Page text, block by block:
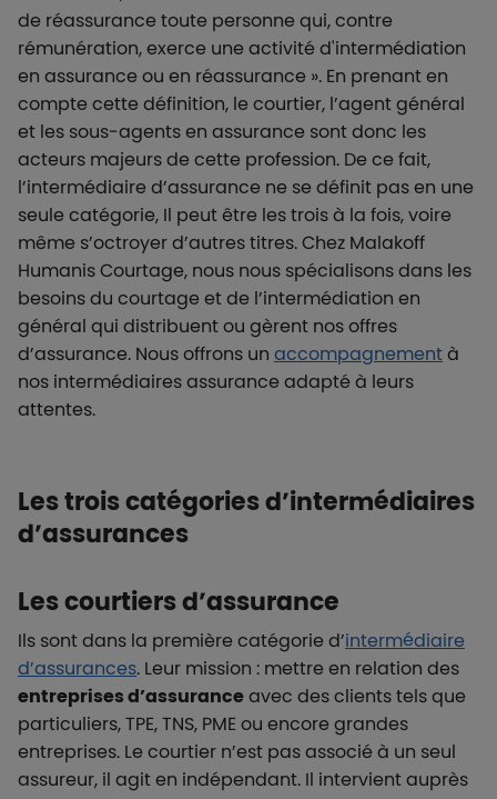
de réassurance toute personne qui, contre
rémunération, exerce une activité d'intermédiation
en assurance ou en réassurance ». En prenant en
compte cette définition, le courtier, l’agent général
et les sous-agents en assurance sont donc les
acteurs majeurs de cette profession. De ce fait,
l’intermédiaire d’assurance ne se définit pas en une
seule catégorie, Il peut être les trois à la fois, voire
même s’octroyer d’autres titres. Chez Malakoff
Humanis Courtage, nous nous spécialisons dans les
besoins du courtage et de l’intermédiation en
général qui distribuent ou gèrent nos offres
d’assurance. Nous offrons un accompagnementà
nos intermédiaires assurance adapté à leurs
attentes.
Les trois catégories d’intermédiaires
d’assurances
Les courtiers d’assurance
Ils sont dans la première catégorie d’intermédiaire
d’assurances. Leur mission : mettre en relation des
entreprises d’assuranceavec des clients tels que
particuliers, TPE, TNS, PME ou encore grandes
entreprises. Le courtier n’est pas associé à un seul
assureur, il agit en indépendant. Il intervient auprès